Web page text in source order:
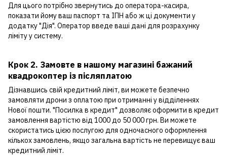
Для цього потрібно звернутись до оператора-касира,
показати йому ваш паспорт та ІПН або ж ці документи у
додатку "Дія". Оператор введе ваші дані для розрахунку
ліміту у систему.
Крок 2. Замовте в нашому магазині бажаний
квадрокоптер із післяплатою
Дізнавшись свій кредитний ліміт, ви можете безпечно
замовляти дрони з оплатою при отриманні у відділеннях
Нової пошти. "Посилка в кредит" дозволяє оформити в кредит
замовлення вартістю від 1000 до 50 000 грн. Ви можете
скористатись цією послугою для одночасного оформлення
кількох замовлень, якщо загальна вартість не перевищує ваш
кредитний ліміт.